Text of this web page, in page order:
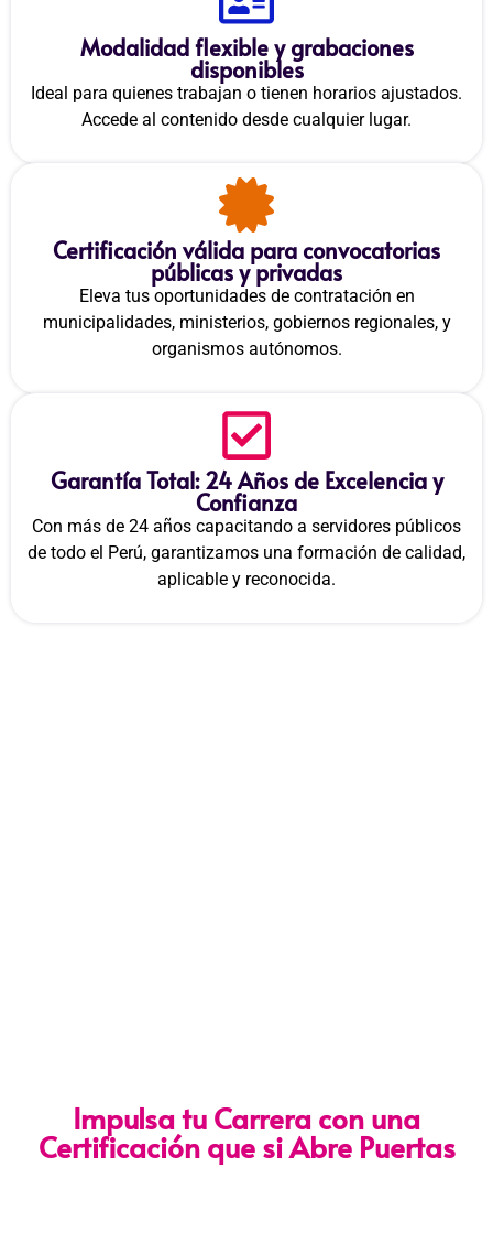
Modalidad flexible y grabaciones
disponibles
Ideal para quienes trabajan o tienen horarios ajustados.
Accede al contenido desde cualquier lugar.
Certificación válida para convocatorias
públicas y privadas
Eleva tus oportunidades de contratación en
municipalidades, ministerios, gobiernos regionales, y
organismos autónomos.
Garantía Total: 24 Años de Excelencia y
Confianza
Con más de 24 años capacitando a servidores públicos
de todo el Perú, garantizamos una formación de calidad,
aplicable y reconocida.
Impulsa tu Carrera con una
Certificación que si Abre Puertas